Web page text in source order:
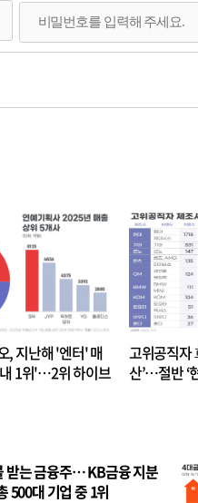
, 지난해 '엔터' 매
1위'…2위 하이브
고위공직자
산’…절반 ‘
받는 금융주… KB금융 지분
500대 기업 중 1위